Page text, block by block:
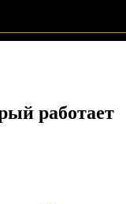
работает